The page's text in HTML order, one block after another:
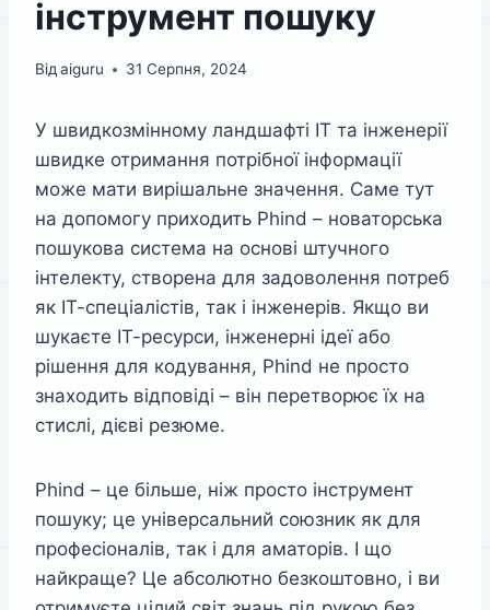
інструмент пошуку
Відaiguru 31 Серпня, 2024
У швидкозмінному ландшафті ІТ та інженерії
швидке отримання потрібної інформації
може мати вирішальне значення. Саме тут
на допомогу приходить Phind – новаторська
пошукова система на основі штучного
інтелекту, створена для задоволення потреб
як ІТ-спеціалістів, так і інженерів. Якщо ви
шукаєте ІТ-ресурси, інженерні ідеї або
рішення для кодування, Phind не просто
знаходить відповіді – він перетворює їх на
стислі, дієві резюме.
Phind – це більше, ніж просто інструмент
пошуку; це універсальний союзник як для
професіоналів, так і для аматорів. І що
найкраще? Це абсолютно безкоштовно, і ви